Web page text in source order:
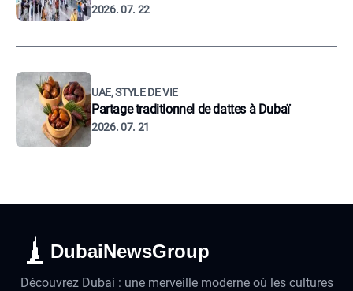
2026. 07. 22
UAE, STYLE DE VIE
Partage traditionnel de dattes à Dubaï
2026. 07. 21
DubaiNewsGroup
Découvrez Dubai : une merveille moderne où les cultures